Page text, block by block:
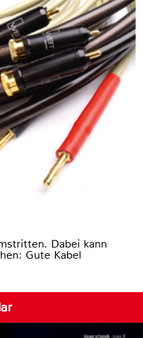
Dabei kann
Gute Kabel